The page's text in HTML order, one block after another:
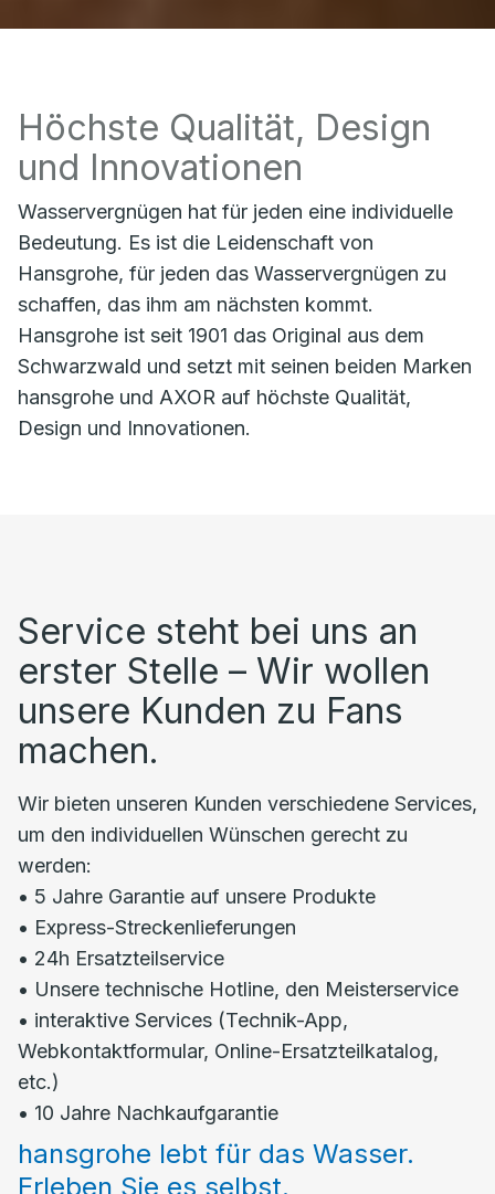
Höchste Qualität, Design
und Innovationen
Wasservergnügen hat für jeden eine individuelle
Bedeutung. Es ist die Leidenschaft von
Hansgrohe, für jeden das Wasservergnügen zu
schaffen, das ihm am nächsten kommt.
Hansgrohe ist seit 1901 das Original aus dem
Schwarzwald und setzt mit seinen beiden Marken
hansgrohe und AXOR auf höchste Qualität,
Design und Innovationen.
Service steht bei uns an
erster Stelle – Wir wollen
unsere Kunden zu Fans
machen.
Wir bieten unseren Kunden verschiedene Services,
um den individuellen Wünschen gerecht zu
werden:
• 5 Jahre Garantie auf unsere Produkte
• Express-Streckenlieferungen
• 24h Ersatzteilservice
• Unsere technische Hotline, den Meisterservice
• interaktive Services (Technik-App,
Webkontaktformular, Online-Ersatzteilkatalog,
etc.)
• 10 Jahre Nachkaufgarantie
hansgrohe lebt für das Wasser.
Erleben Sie es selbst.